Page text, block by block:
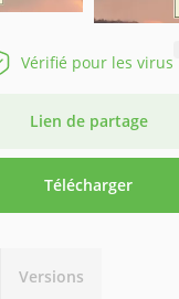
Vérifié pour les virus
Lien de partage
Télécharger
Versions